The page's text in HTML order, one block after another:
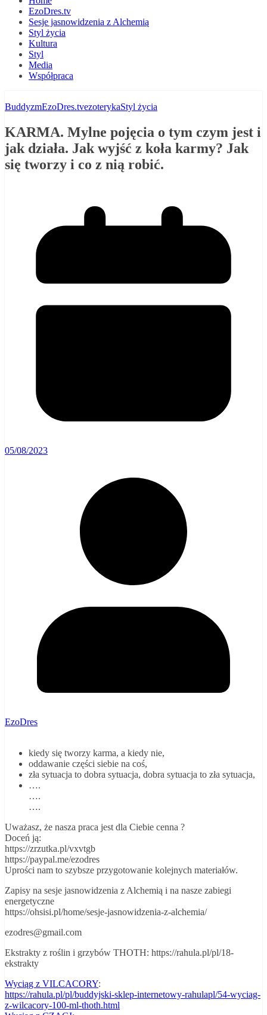
EzoDres.tv
Sesje jasnowidzenia z Alchemią
Styl życia
Kultura
Styl
Media
Współpraca
BuddyzmEzoDres.tvezoterykaStyl życia
KARMA. Mylne pojęcia o tym czym jest i
jak działa. Jak wyjść z koła karmy? Jak
się tworzy i co z nią robić.
05/08/2023
EzoDres
kiedy się tworzy karma, a kiedy nie,
oddawanie części siebie na coś,
zła sytuacja to dobra sytuacja, dobra sytuacja to zła sytuacja,
….
….
….
Uważasz, że nasza praca jest dla Ciebie cenna ?
Doceń ją:
https://zrzutka.pl/vxvtgb
https://paypal.me/ezodres
Uprości nam to szybsze przygotowanie kolejnych materiałów.
Zapisy na sesje jasnowidzenia z Alchemią i na nasze zabiegi
energetyczne
https://ohsisi.pl/home/sesje-jasnowidzenia-z-alchemia/
ezodres@gmail.com
Ekstrakty z roślin i grzybów THOTH: https://rahula.pl/pl/18-
ekstrakty
Wyciąg z VILCACORY:
https://rahula.pl/pl/buddyjski-sklep-internetowy-rahulapl/54-wyciag-
z-wilcacory-100-ml-thoth.html